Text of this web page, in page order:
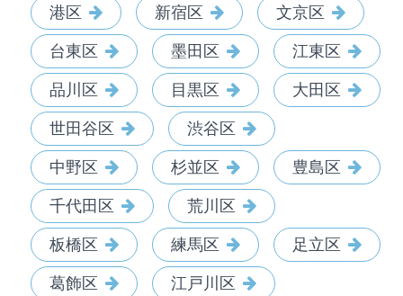
港区 新宿区 文京区
台東区 墨田区 江東区
品川区 目黒区 大田区
世田谷区 渋谷区
中野区 杉並区 豊島区
千代田区 荒川区
板橋区 練馬区 足立区
葛飾区 江戸川区